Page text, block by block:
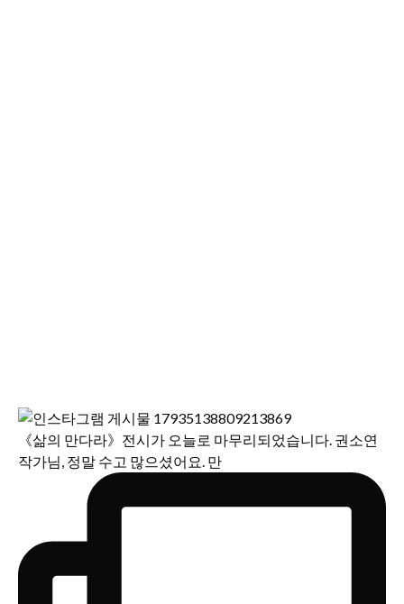
《삶의 만다라》전시가 오늘로 마무리되었습니다. 권소연
작가님, 정말 수고 많으셨어요. 만